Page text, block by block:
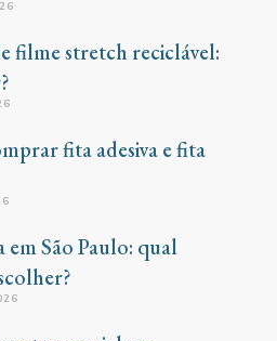
filme stretch reciclável:
fita adesiva e fita
São Paulo: qual